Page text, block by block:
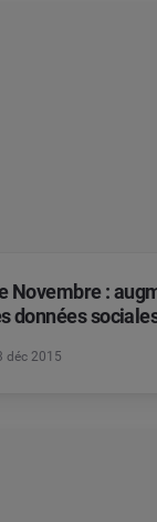
Novembre :
données
déc 2015